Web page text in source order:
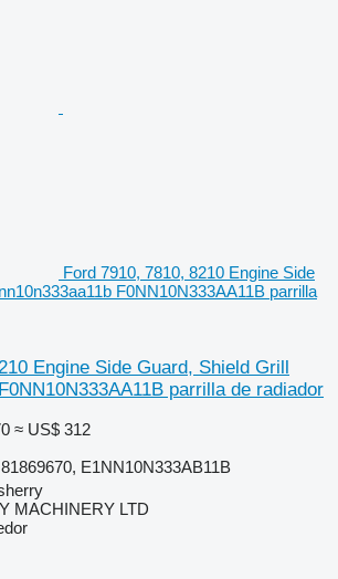
Ford 7910, 7810, 8210 Engine Side
F0NN10N333AA11B parrilla
Engine Side Guard, Shield Grill
parrilla de radiador
≈ US$ 312
E1NN10N333AB11B
MACHINERY LTD